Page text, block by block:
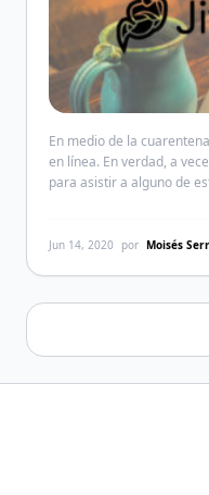
En medio de la
en línea. En verdad, a
para asistir a alguno de
GoToWebinar, […]
Jun 14, 2020 por Moisés